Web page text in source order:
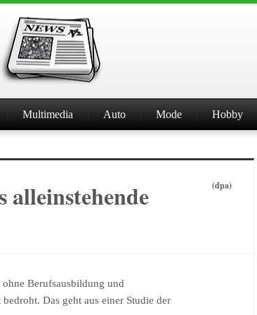
Multimedia Auto Mode Hobby
(dpa)
Berufsausbildung und
Das geht aus einer Studie der